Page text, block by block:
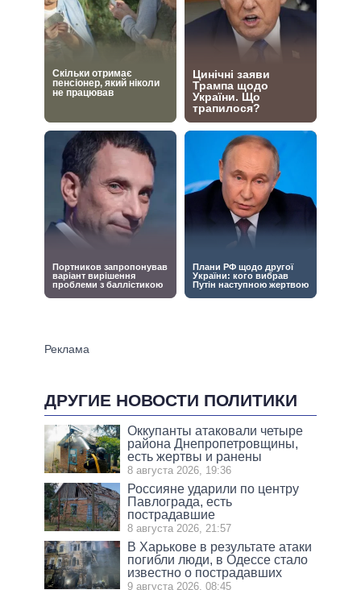
ДРУГИЕ НОВОСТИ ПОЛИТИКИ
Оккупанты атаковали четыре
района Днепропетровщины,
есть жертвы и ранены
8 августа 2026, 19:36
Россияне ударили по центру
Павлограда, есть
пострадавшие
8 августа 2026, 21:57
В Харькове в результате атаки
погибли люди, в Одессе стало
известно о пострадавших
9 августа 2026, 08:45